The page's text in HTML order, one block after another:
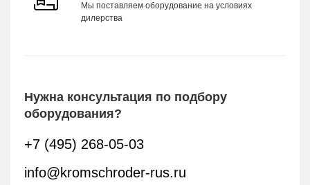
Мы поставляем оборудование на условиях
дилерства
Нужна консультация по подбору
оборудования?
+7 (495) 268-05-03
info@kromschroder-rus.ru